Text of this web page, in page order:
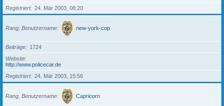
Registriert
24. Mär 2003, 08:20
Rang, Benutzername new-york-cop
Beiträge
1724
Website
http://www.policecar.de
Registriert
24. Mär 2003, 15:56
Rang, Benutzername Capricorn